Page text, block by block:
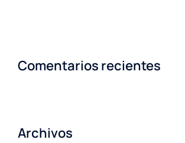
Comentarios recientes
Archivos